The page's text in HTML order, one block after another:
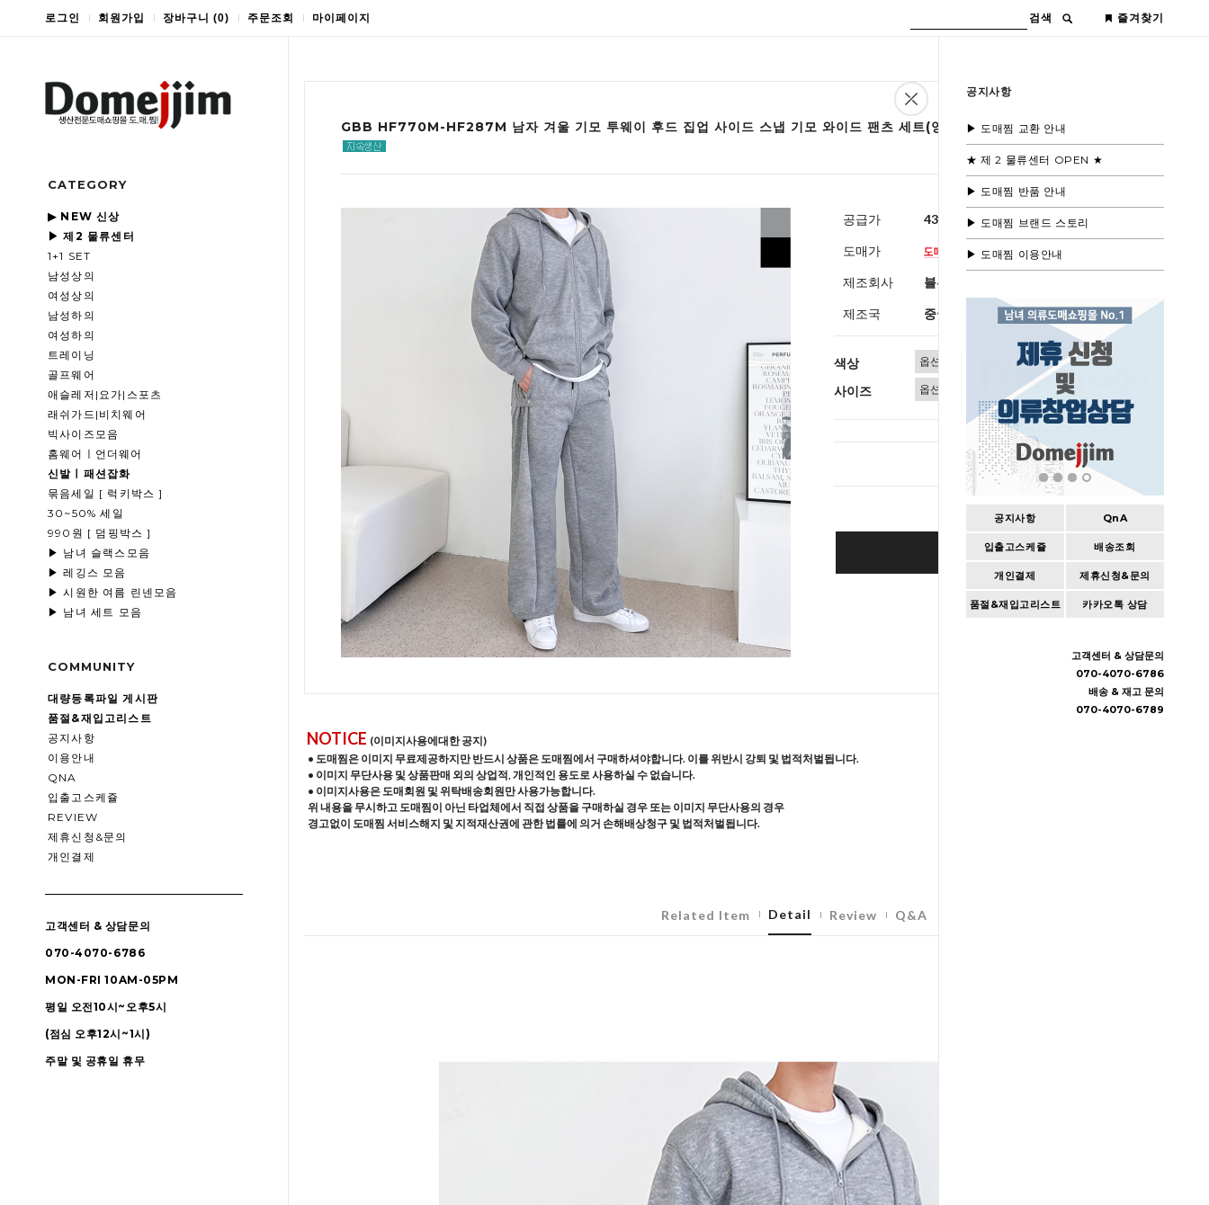
로그인 회원가입 장바구니 (0) 주문조회 마이페이지 검색 즐겨찾기
CATEGORY
▶ NEW 신상
▶ 제2 물류센터
1+1 SET
남성상의
여성상의
남성하의
여성하의
트레이닝
골프웨어
애슬레저|요가|스포츠
래쉬가드|비치웨어
빅사이즈모음
홈웨어ㅣ언더웨어
신발ㅣ패션잡화
묶음세일 [ 럭키박스 ]
30~50% 세일
990원 [ 덤핑박스 ]
▶ 남녀 슬랙스모음
▶ 레깅스 모음
▶ 시원한 여름 린넨모음
▶ 남녀 세트 모음
COMMUNITY
대량등록파일 게시판
품절&재입고리스트
공지사항
이용안내
QNA
입출고스케쥴
REVIEW
제휴신청&문의
개인결제
고객센터 & 상담문의
070-4070-6786
MON-FRI 10AM-05PM
평일 오전10시~오후5시
(점심 오후12시~1시)
주말 및 공휴일 휴무
공지사항
▶ 도매찜 교환 안내
★ 제 2 물류센터 OPEN ★
▶ 도매찜 반품 안내
▶ 도매찜 브랜드 스토리
▶ 도매찜 이용안내
공지사항 QnA
입출고스케쥴 배송조회
개인결제 제휴신청&문의
품절&재입고리스트 카카오톡 상담
고객센터 & 상담문의
070-4070-6786
배송 & 재고 문의
070-4070-6789
GBB HF770M-HF287M 남자 겨울 기모 투웨이 후드 집업 사이드 스냅 기모 와이드 팬츠 세트(양털안감)
공급가 43,000원(부가세별도)
도매가
제조회사 블루모드제휴사
제조국 중국
색상
사이즈
BUY IT NOW
Cart Wishlist
NOTICE (이미지사용에대한 공지)
• 도매찜은 이미지 무료제공하지만 반드시 상품은 도매찜에서 구매하셔야합니다. 이를 위반시 강퇴 및 법적처벌됩니다.
• 이미지 무단사용 및 상품판매 외의 상업적, 개인적인 용도로 사용하실 수 없습니다.
• 이미지사용은 도매회원 및 위탁배송회원만 사용가능합니다.
위 내용을 무시하고 도매찜이 아닌 타업체에서 직접 상품을 구매하실 경우 또는 이미지 무단사용의 경우
경고없이 도매찜 서비스해지 및 지적재산권에 관한 법률에 의거 손해배상청구 및 법적처벌됩니다.
Related Item Detail Review Q&A